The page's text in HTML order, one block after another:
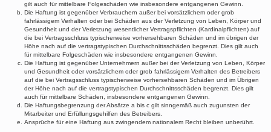
gilt auch für mittelbare Folgeschäden wie insbesondere entgangenen Gewinn.
Die Haftung ist gegenüber Verbrauchern außer bei vorsätzlichem oder grob
fahrlässigem Verhalten oder bei Schäden aus der Verletzung von Leben, Körper und
Gesundheit und der Verletzung wesentlicher Vertragspflichten (Kardinalpflichten) auf
die bei Vertragsschluss typischerweise vorhersehbaren Schäden und im übrigen der
Höhe nach auf die vertragstypischen Durchschnittsschäden begrenzt. Dies gilt auch
für mittelbare Folgeschäden wie insbesondere entgangenen Gewinn.
Die Haftung ist gegenüber Unternehmern außer bei der Verletzung von Leben, Körper
und Gesundheit oder vorsätzlichem oder grob fahrlässigem Verhalten des Betreibers
auf die bei Vertragsschluss typischerweise vorhersehbaren Schäden und im Übrigen
der Höhe nach auf die vertragstypischen Durchschnittsschäden begrenzt. Dies gilt
auch für mittelbare Schäden, insbesondere entgangenen Gewinn.
Die Haftungsbegrenzung der Absätze a bis c gilt sinngemäß auch zugunsten der
Mitarbeiter und Erfüllungsgehilfen des Betreibers.
Ansprüche für eine Haftung aus zwingendem nationalem Recht bleiben unberührt.